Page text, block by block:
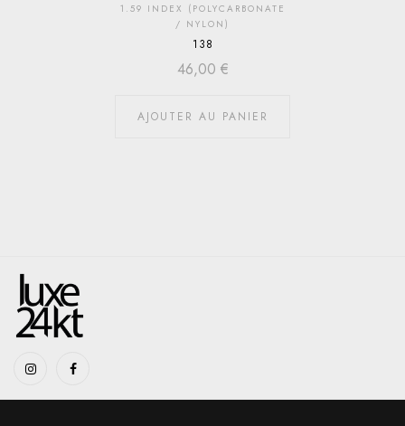
1.59 INDEX (POLYCARBONATE
/ NYLON)
138
46,00 €
AJOUTER AU PANIER